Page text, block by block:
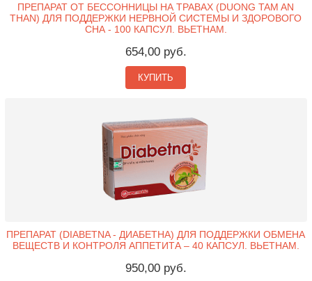
ПРЕПАРАТ ОТ БЕССОННИЦЫ НА ТРАВАХ (DUONG TAM AN
THAN) ДЛЯ ПОДДЕРЖКИ НЕРВНОЙ СИСТЕМЫ И ЗДОРОВОГО
СНА - 100 КАПСУЛ. ВЬЕТНАМ.
654,00 руб.
КУПИТЬ
ПРЕПАРАТ (DIABETNA - ДИАБЕТНА) ДЛЯ ПОДДЕРЖКИ ОБМЕНА
ВЕЩЕСТВ И КОНТРОЛЯ АППЕТИТА – 40 КАПСУЛ. ВЬЕТНАМ.
950,00 руб.